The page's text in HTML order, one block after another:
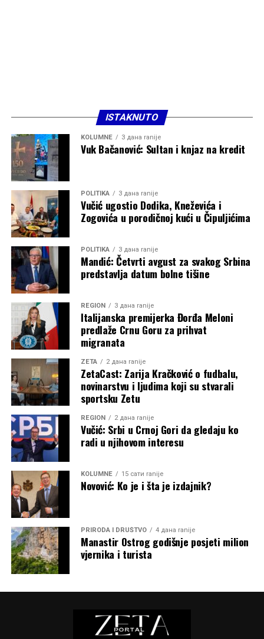
ISTAKNUTO
KOLUMNE 3 дана ranije
Vuk Bačanović: Sultan i knjaz na kredit
POLITIKA 3 дана ranije
Vučić ugostio Dodika, Kneževića i
Zogovića u porodičnoj kući u Čipuljićima
POLITIKA 3 дана ranije
Mandić: Četvrti avgust za svakog Srbina
predstavlja datum bolne tišine
REGION 3 дана ranije
Italijanska premijerka Đorđa Meloni
predlaže Crnu Goru za prihvat
migranata
ZETA 2 дана ranije
ZetaCast: Zarija Kračković o fudbalu,
novinarstvu i ljudima koji su stvarali
sportsku Zetu
REGION 2 дана ranije
Vučić: Srbi u Crnoj Gori da gledaju ko
radi u njihovom interesu
KOLUMNE 15 сати ranije
Novović: Ko je i šta je izdajnik?
PRIRODA I DRUŠTVO 4 дана ranije
Manastir Ostrog godišnje posjeti milion
vjernika i turista